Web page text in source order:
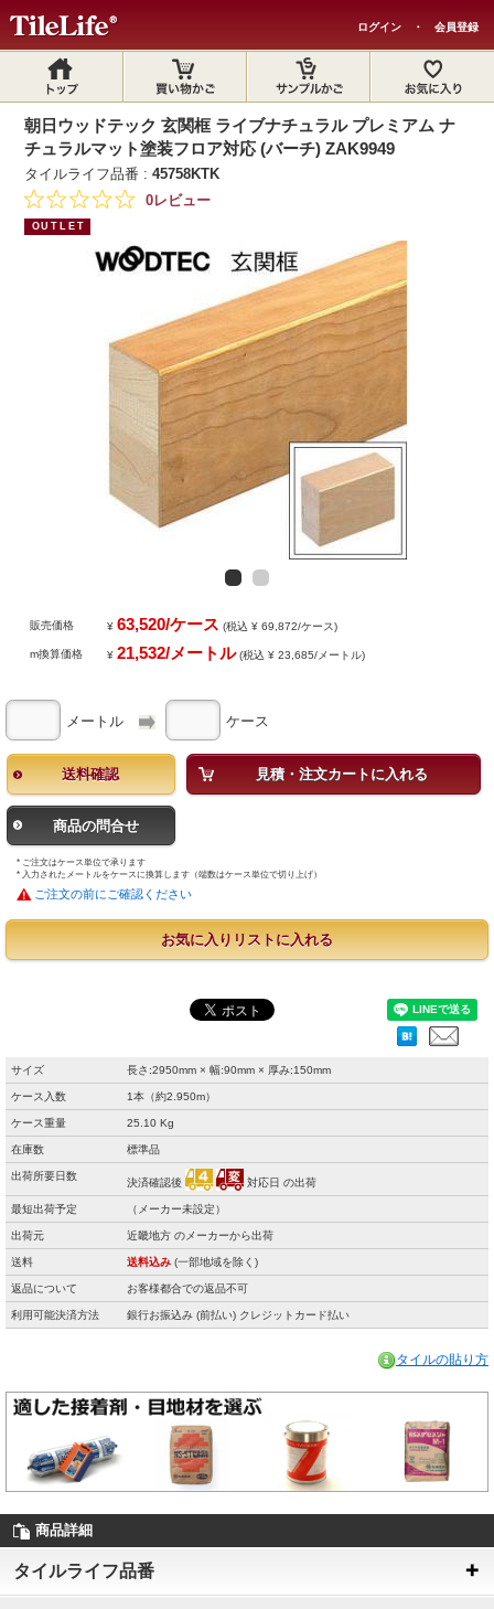
ログイン ・ 会員登録
朝日ウッドテック 玄関框 ライブナチュラル プレミアム ナ
チュラルマット塗装フロア対応 (バーチ) ZAK9949
タイルライフ品番 :45758KTK
0レビュー
OUTLET
販売価格 ¥63,520/ケース (税込 ¥ 69,872/ケース)
m換算価格 ¥21,532/メートル(税込 ¥ 23,685/メートル)
メートル ケース
送料確認 見積・注文カートに入れる
商品の問合せ
* ご注文はケース単位で承ります
* 入力されたメートルをケースに換算します（端数はケース単位で切り上げ）
ご注文の前にご確認ください
お気に入りリストに入れる
サイズ 長さ:2950mm × 幅:90mm × 厚み:150mm
ケース入数 1本（約2.950m）
ケース重量 25.10 Kg
在庫数 標準品
出荷所要日数
決済確認後 対応日 の出荷
最短出荷予定 （メーカー未設定）
出荷元 近畿地方 のメーカーから出荷
送料 送料込み (一部地域を除く)
返品について お客様都合での返品不可
利用可能決済方法 銀行お振込み (前払い) クレジットカード払い
タイルの貼り方
商品詳細
タイルライフ品番